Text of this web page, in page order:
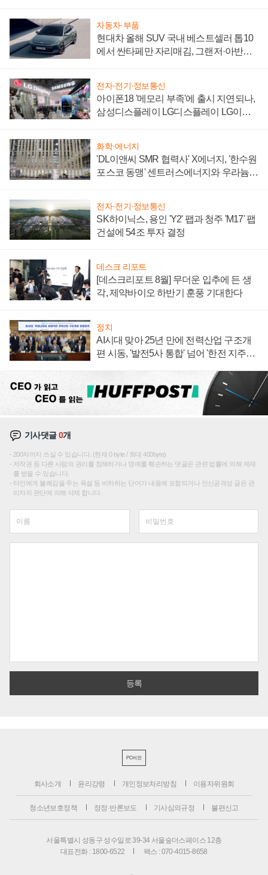
자동차·부품
현대차 올해 SUV 국내 베스트셀러 톱10
에서 싼타페만 자리매김, 그랜저·아반떼
전자·전기·정보통신
아이폰18 '메모리 부족'에 출시 지연되나,
삼성디스플레이 LG디스플레이 LG이노
화학·에너지
'DL이앤씨 SMR 협력사' X에너지, '한수원
포스코 동맹' 센트러스에너지와 우라늄
전자·전기·정보통신
SK하이닉스, 용인 'Y2' 팹과 청주 'M17' 팹
건설에 54조 투자 결정
데스크 리포트
[데스크리포트 8월] 무더운 입추에 든 생
각, 제약바이오 하반기 훈풍 기대한다
정치
AI시대 맞아 25년 만에 전력산업 구조개
편 시동, '발전5사 통합' 넘어 '한전 지주사'
기사댓글0개
200자까지 쓰실 수 있습니다. (현재 0 byte / 최대 400byte)
저작권 등 다른 사람의 권리를 침해하거나 명예를 훼손하는 댓글은 관련 법률에 의해 제재
를 받을 수 있습니다.
타인에게 불쾌감을 주는 욕설 등 비하하는 단어가 내용에 포함되거나 인신공격성 글은 관
리자의 판단에 의해 삭제 합니다.
PC버전
회사소개 윤리강령 개인정보처리방침 이용자위원회
청소년보호정책 정정·반론보도 기사심의규정 불편신고
서울특별시 성동구 성수일로 39-34 서울숲더스페이스 12층
대표전화 : 1800-6522
팩스 : 070-4015-8658